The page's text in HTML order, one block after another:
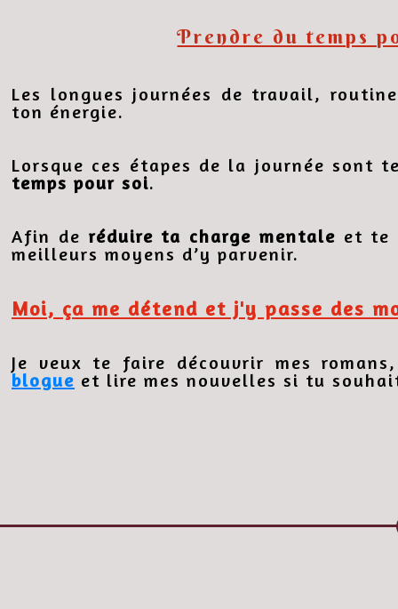
Prendre du temps
Les longues journées de travail,
ton énergie.
Lorsque ces étapes de la journée sont
temps pour soi.
Afin de réduire ta charge mentale et
meilleurs moyens d’y parvenir.
Moi, ça me détend et j'y passe des
Je veux te faire découvrir mes
blogue et lire mes nouvelles si tu